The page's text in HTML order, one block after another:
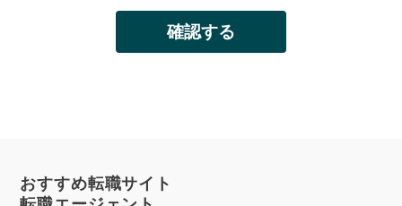
おすすめ転職サイト